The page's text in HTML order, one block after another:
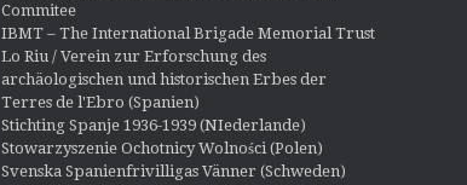
Commitee
IBMT – The International Brigade Memorial Trust
Lo Riu / Verein zur Erforschung des
archäologischen und historischen Erbes der
Terres de l'Ebro (Spanien)
Stichting Spanje 1936-1939 (NIederlande)
Stowarzyszenie Ochotnicy Wolności (Polen)
Svenska Spanienfrivilligas Vänner (Schweden)